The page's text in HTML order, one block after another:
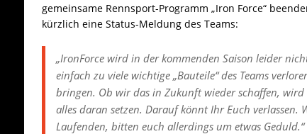
gemeinsame Rennsport-Programm „Iron Force“
kürzlich eine Status-Meldung des Teams:
„IronForce wird in der kommenden Saison leider
einfach zu viele wichtige „Bauteile“ des Teams
bringen. Ob wir das in Zukunft wieder schaffen, wird
alles daran setzen. Darauf könnt Ihr Euch
Laufenden, bitten euch allerdings um etwas Geduld.“